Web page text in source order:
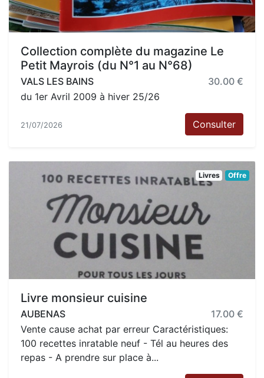
Collection complète du magazine Le
Petit Mayrois (du N°1 au N°68)
VALS LES BAINS
30.00 €
du 1er Avril 2009 à hiver 25/26
21/07/2026 Consulter
Livres Offre
Livre monsieur cuisine
AUBENAS
17.00 €
Vente cause achat par erreur Caractéristiques:
100 recettes inratable neuf - Tél au heures des
repas - A prendre sur place à...